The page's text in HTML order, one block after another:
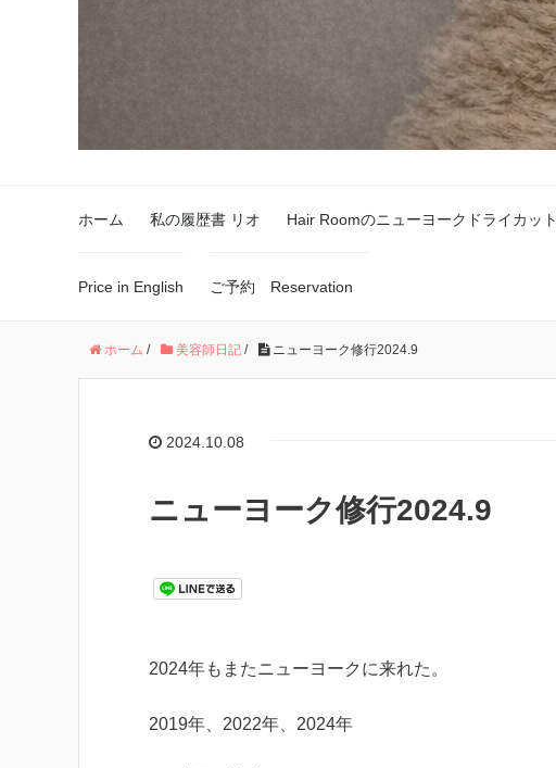
ホーム 私の履歴書 リオ Hair Roomのニューヨークドライカット
Price in English ご予約 Reservation
ホーム / 美容師日記 / ニューヨーク修行2024.9
2024.10.08
ニューヨーク修行2024.9
2024年もまたニューヨークに来れた。
2019年、2022年、2024年